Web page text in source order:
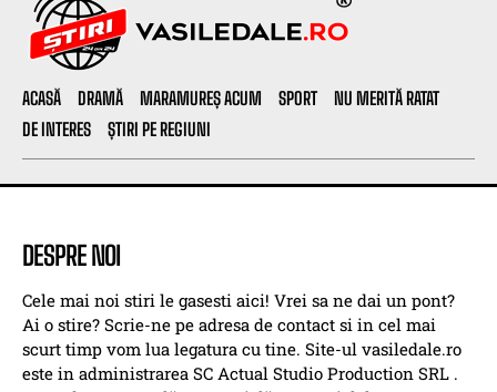
ACASĂ DRAMĂ MARAMUREȘ ACUM SPORT
NU MERITĂ RATAT
DE INTERES
ȘTIRI PE REGIUNI
DESPRE NOI
Cele mai noi stiri le gasesti aici! Vrei sa ne dai un pont?
Ai o stire? Scrie-ne pe adresa de contact si in cel mai
scurt timp vom lua legatura cu tine. Site-ul vasiledale.ro
este in administrarea SC Actual Studio Production SRL .